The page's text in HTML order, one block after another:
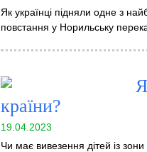
Як українці підняли одне з
повстання у Норильську
країни?
19.04.2023
Чи має вивезення дітей із